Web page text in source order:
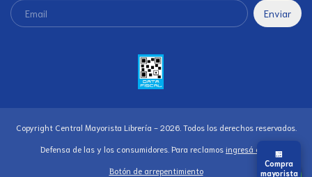
Copyright Central Mayorista Librería - 2026. Todos los derechos reservados.
Defensa de las y los consumidores. Para reclamos ingresá acá.
Botón de arrepentimiento
🏪
Compra
mayorista